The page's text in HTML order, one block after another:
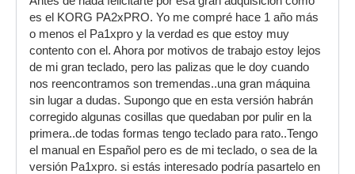
es el KORG PA2xPRO. Yo me compré hace 1 año más
o menos el Pa1xpro y la verdad es que estoy muy
contento con el. Ahora por motivos de trabajo estoy lejos
de mi gran teclado, pero las palizas que le doy cuando
nos reencontramos son tremendas..una gran máquina
sin lugar a dudas. Supongo que en esta versión habrán
corregido algunas cosillas que quedaban por pulir en la
primera..de todas formas tengo teclado para rato..Tengo
el manual en Español pero es de mi teclado, o sea de la
versión Pa1xpro. si estás interesado podría pasartelo en